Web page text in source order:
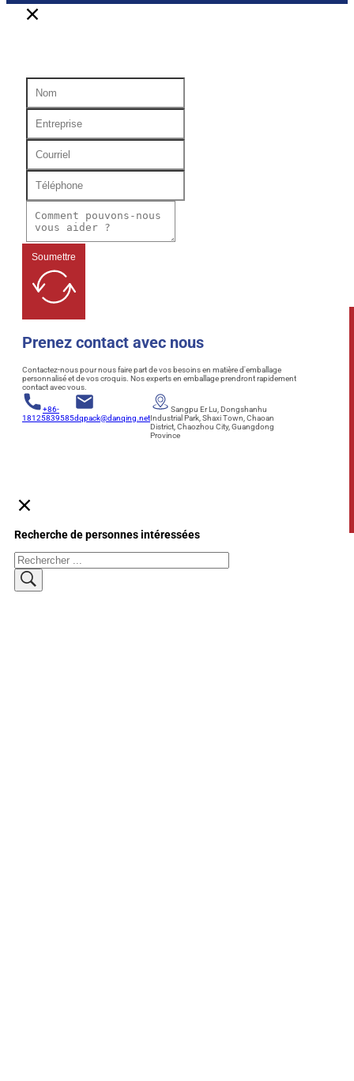
Soumettre
Prenez contact avec nous
Contactez-nous pour nous faire part de vos besoins en matière d'emballage
personnalisé et de vos croquis. Nos experts en emballage prendront rapidement
contact avec vous.
+86-
18125839585dqpack@danqing.net
Sangpu Er Lu, Dongshanhu
Industrial Park, Shaxi Town, Chaoan
District, Chaozhou City, Guangdong
Province
Recherche de personnes intéressées
Rechercher